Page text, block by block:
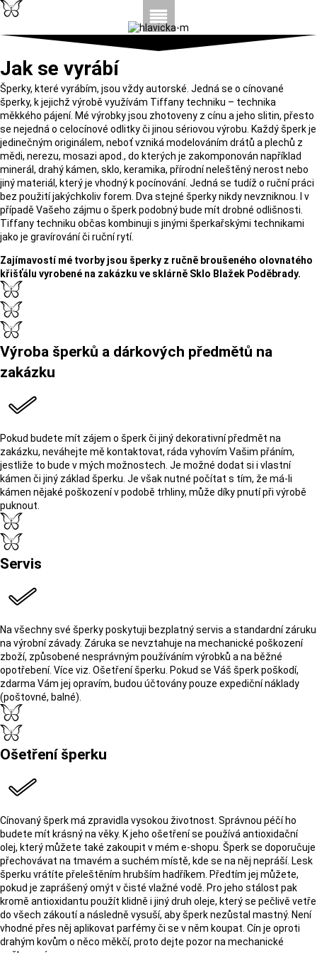
Jak se vyrábí
Šperky, které vyrábím, jsou vždy autorské. Jedná se o cínované
šperky, k jejichž výrobě využívám Tiffany techniku – technika
měkkého pájení. Mé výrobky jsou zhotoveny z cínu a jeho slitin, přesto
se nejedná o celocínové odlitky či jinou sériovou výrobu. Každý šperk je
jedinečným originálem, neboť vzniká modelováním drátů a plechů z
mědi, nerezu, mosazi apod., do kterých je zakomponován například
minerál, drahý kámen, sklo, keramika, přírodní neleštěný nerost nebo
jiný materiál, který je vhodný k pocínování. Jedná se tudíž o ruční práci
bez použití jakýchkoliv forem. Dva stejné šperky nikdy nevzniknou. I v
případě Vašeho zájmu o šperk podobný bude mít drobné odlišnosti.
Tiffany techniku občas kombinuji s jinými šperkařskými technikami
jako je gravírování či ruční rytí.
Zajímavostí mé tvorby jsou šperky z ručně broušeného olovnatého
křišťálu vyrobené na zakázku ve sklárně Sklo Blažek Poděbrady.
Výroba šperků a dárkových předmětů na
zakázku
Pokud budete mít zájem o šperk či jiný dekorativní předmět na
zakázku, neváhejte mě kontaktovat, ráda vyhovím Vašim přáním,
jestliže to bude v mých možnostech. Je možné dodat si i vlastní
kámen či jiný základ šperku. Je však nutné počítat s tím, že má-li
kámen nějaké poškození v podobě trhliny, může díky pnutí při výrobě
puknout.
Servis
Na všechny své šperky poskytuji bezplatný servis a standardní záruku
na výrobní závady. Záruka se nevztahuje na mechanické poškození
zboží, způsobené nesprávným používáním výrobků a na běžné
opotřebení. Více viz. Ošetření šperku. Pokud se Váš šperk poškodí,
zdarma Vám jej opravím, budou účtovány pouze expediční náklady
(poštovné, balné).
Ošetření šperku
Cínovaný šperk má zpravidla vysokou životnost. Správnou péčí ho
budete mít krásný na věky. K jeho ošetření se používá antioxidační
olej, který můžete také zakoupit v mém e-shopu. Šperk se doporučuje
přechovávat na tmavém a suchém místě, kde se na něj nepráší. Lesk
šperku vrátíte přeleštěním hrubším hadříkem. Předtím jej můžete,
pokud je zaprášený omýt v čisté vlažné vodě. Pro jeho stálost pak
kromě antioxidantu použít klidně i jiný druh oleje, který se pečlivě vetře
do všech zákoutí a následně vysuší, aby šperk nezůstal mastný. Není
vhodné přes něj aplikovat parfémy či se v něm koupat. Cín je oproti
drahým kovům o něco měkčí, proto dejte pozor na mechanické